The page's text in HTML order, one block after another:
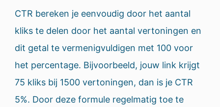
CTR bereken je eenvoudig door het aantal
kliks te delen door het aantal vertoningen en
dit getal te vermenigvuldigen met 100 voor
het percentage. Bijvoorbeeld, jouw link krijgt
75 kliks bij 1500 vertoningen, dan is je CTR
5%. Door deze formule regelmatig toe te